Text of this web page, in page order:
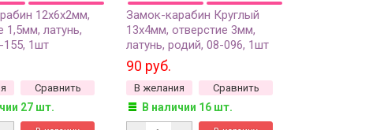
12х6х2мм,
1,5мм, латунь,
155, 1шт
Сравнить
27 шт.
Замок-карабин Круглый
13х4мм, отверстие 3мм,
латунь, родий, 08-096, 1шт
90 руб.
В желания Сравнить
В наличии 16 шт.